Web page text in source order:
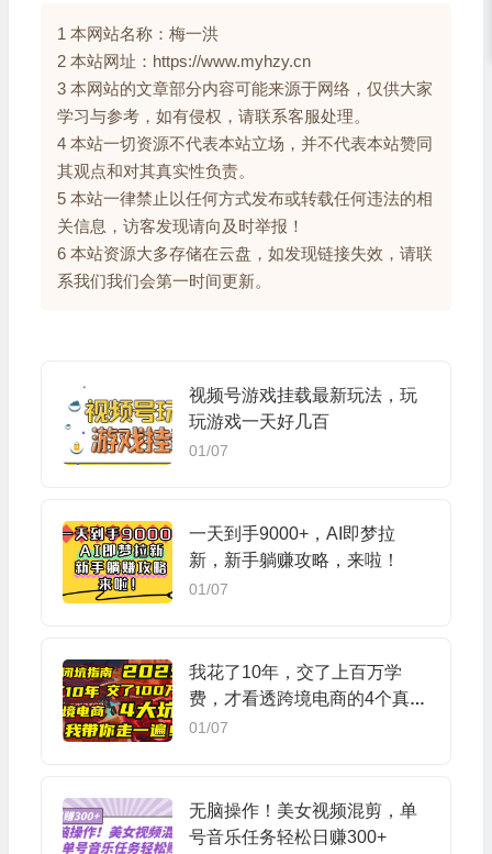
1 本网站名称：梅一洪
2 本站网址：https://www.myhzy.cn
3 本网站的文章部分内容可能来源于网络，仅供大家
学习与参考，如有侵权，请联系客服处理。
4 本站一切资源不代表本站立场，并不代表本站赞同
其观点和对其真实性负责。
5 本站一律禁止以任何方式发布或转载任何违法的相
关信息，访客发现请向及时举报！
6 本站资源大多存储在云盘，如发现链接失效，请联
系我们我们会第一时间更新。
视频号游戏挂载最新玩法，玩
玩游戏一天好几百
01/07
一天到手9000+，AI即梦拉
新，新手躺赚攻略，来啦！
01/07
我花了10年，交了上百万学
费，才看透跨境电商的4个真
相！2025年，这堂课帮你把钱
站、Temu，这4个平台的坑，
我带你走一遍！
01/07
无脑操作！美女视频混剪，单
号音乐任务轻松日赚300+